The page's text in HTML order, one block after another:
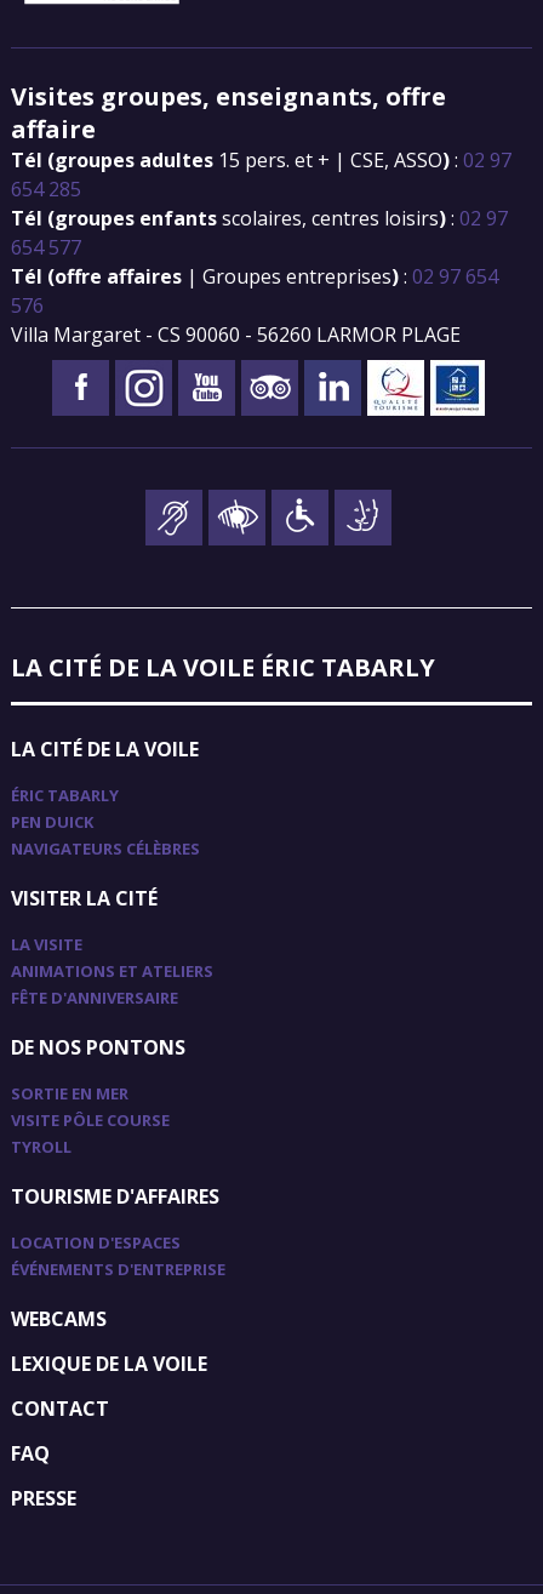
Visites groupes, enseignants, offre
affaire
Tél (groupes adultes 15 pers. et + | CSE, ASSO): 02 97
654 285
Tél (groupes enfantsscolaires, centres loisirs): 02 97
654 577
Tél (offre affaires | Groupes entreprises): 02 97 654
576
Villa Margaret - CS 90060 - 56260 LARMOR PLAGE
LA CITÉ DE LA VOILE ÉRIC TABARLY
LA CITÉ DE LA VOILE
ÉRIC TABARLY
PEN DUICK
NAVIGATEURS CÉLÈBRES
VISITER LA CITÉ
LA VISITE
ANIMATIONS ET ATELIERS
FÊTE D'ANNIVERSAIRE
DE NOS PONTONS
SORTIE EN MER
VISITE PÔLE COURSE
TYROLL
TOURISME D'AFFAIRES
LOCATION D'ESPACES
ÉVÉNEMENTS D'ENTREPRISE
WEBCAMS
LEXIQUE DE LA VOILE
CONTACT
FAQ
PRESSE